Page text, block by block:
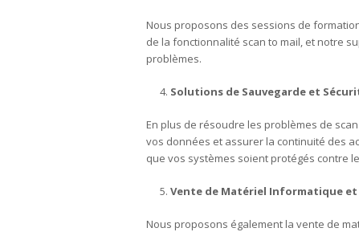
Nous proposons des sessions de
de la fonctionnalité scan to mail, et notre
problèmes.
Solutions de Sauvegarde et
En plus de résoudre les problèmes de
vos données et assurer la continuité des
que vos systèmes soient protégés contre
Vente de Matériel Informatique
Nous proposons également la vente de